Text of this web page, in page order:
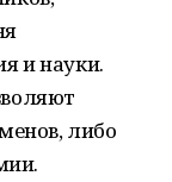
и науки.
либо